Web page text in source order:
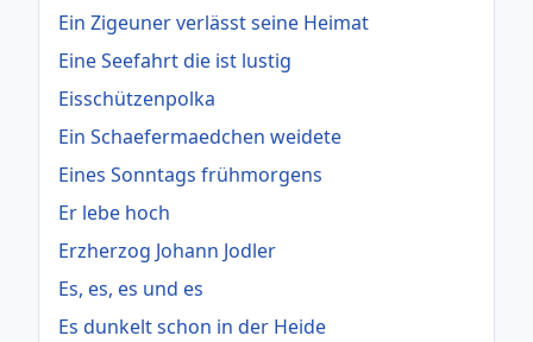
Ein Zigeuner verlässt seine Heimat
Eine Seefahrt die ist lustig
Eisschützenpolka
Ein Schaefermaedchen weidete
Eines Sonntags frühmorgens
Er lebe hoch
Erzherzog Johann Jodler
Es, es, es und es
Es dunkelt schon in der Heide